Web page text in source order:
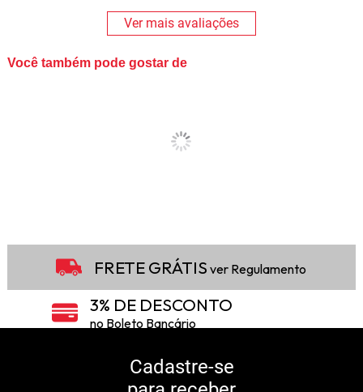
Ver mais avaliações
Você também pode gostar de
FRETE GRÁTIS ver Regulamento
3% DE DESCONTO
no Boleto Bancário
5% DE DESCONTO
Cadastre-se